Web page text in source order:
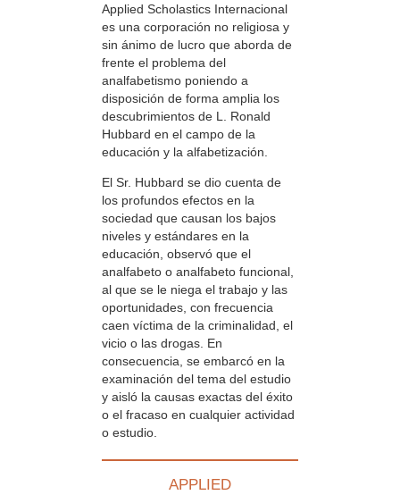
Applied Scholastics Internacional
es una corporación no religiosa y
sin ánimo de lucro que aborda de
frente el problema del
analfabetismo poniendo a
disposición de forma amplia los
descubrimientos de L. Ronald
Hubbard en el campo de la
educación y la alfabetización.
El Sr. Hubbard se dio cuenta de
los profundos efectos en la
sociedad que causan los bajos
niveles y estándares en la
educación, observó que el
analfabeto o analfabeto funcional,
al que se le niega el trabajo y las
oportunidades, con frecuencia
caen víctima de la criminalidad, el
vicio o las drogas. En
consecuencia, se embarcó en la
examinación del tema del estudio
y aisló la causas exactas del éxito
o el fracaso en cualquier actividad
o estudio.
APPLIED